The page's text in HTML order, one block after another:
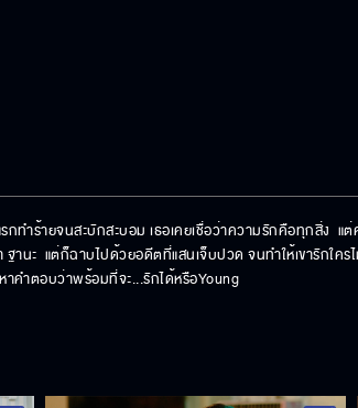
กทำร้ายจนสะบักสะบอม เธอเคยเชื่อว่าความรักคือทุกสิ่ง
ะ  แต่ก็ฉาบไปด้วยอดีตที่แสนเจ็บปวด จนทำให้เขารักใคร
าคำตอบว่าพร้อมที่จะ...รักได้หรือYoung